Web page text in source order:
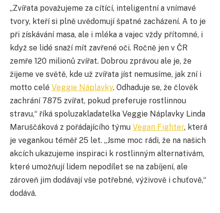
„Zvířata považujeme za cítící, inteligentní a vnímavé
tvory, kteří si plně uvědomují špatné zacházení. A to je
při získávání masa, ale i mléka a vajec vždy přítomné, i
když se lidé snaží mít zavřené oči. Ročně jen v ČR
zemře 120 milionů zvířat. Dobrou zprávou ale je, že
žijeme ve světě, kde už zvířata jíst nemusíme, jak zní i
motto celé Veggie Náplavky. Odhaduje se, že člověk
zachrání 7875 zvířat, pokud preferuje rostlinnou
stravu,“ říká spoluzakladatelka Veggie Náplavky Linda
Maruščáková z pořádajícího týmu Vegan Fighter, která
je vegankou téměř 25 let. „Jsme moc rádi, že na našich
akcích ukazujeme inspiraci k rostlinným alternativám,
které umožňují lidem nepodílet se na zabíjení, ale
zároveň jim dodávají vše potřebné, výživově i chuťově,“
dodává.